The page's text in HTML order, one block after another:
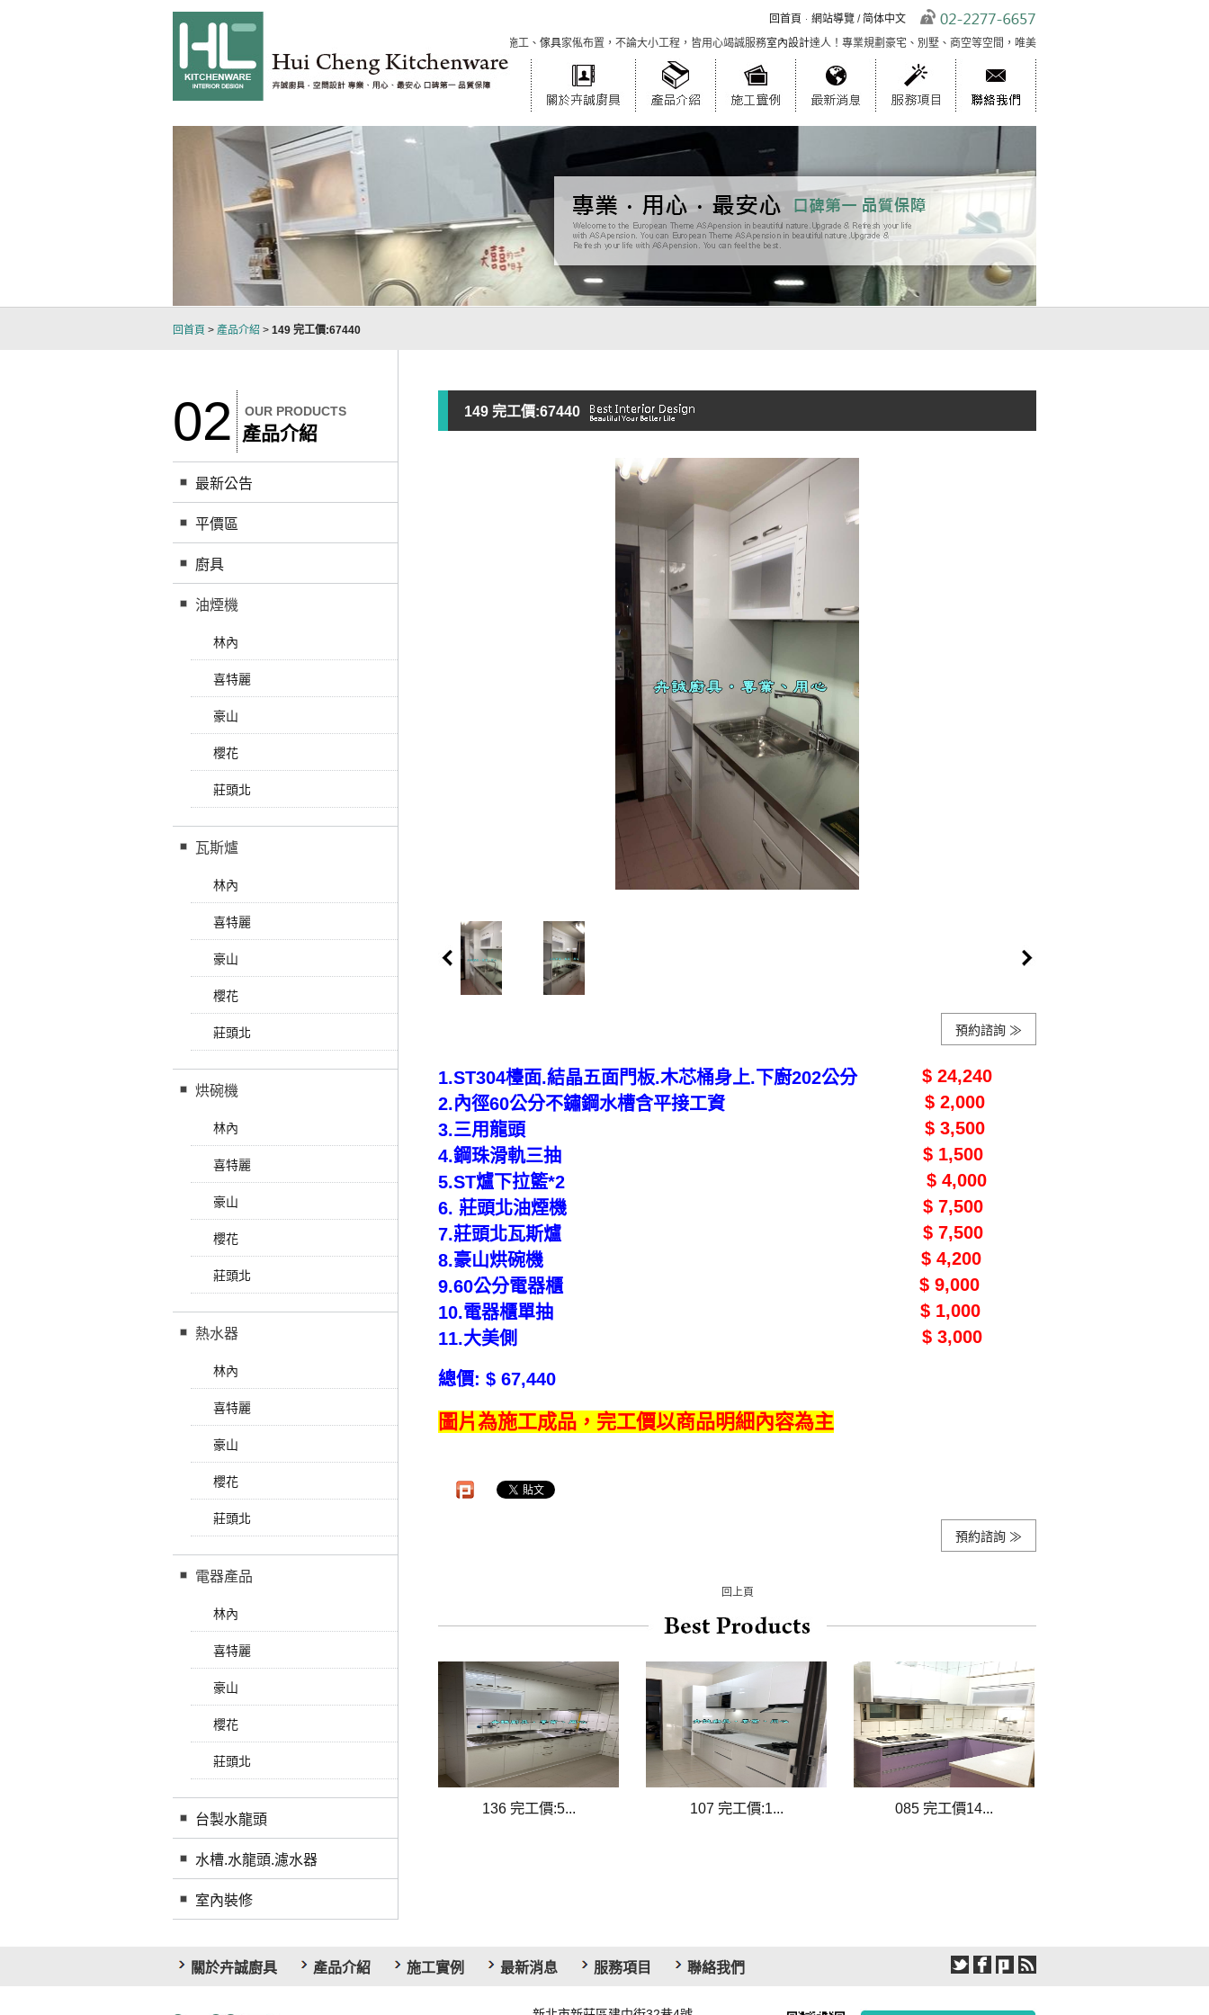
回首頁 網站導覽 /简体中文
台北室內設計裝潢經驗
，嚴謹的工作團隊，從溝通、丈量、繪圖、施工、傢具家俬布置，不論大小工程，皆用心竭誠服務室內設計達人！專業規劃豪宅、別墅、商空等空間，唯美實用，藝術創新引領風潮！用心傾聽需求
回首頁 > 產品介紹 > 149 完工價:67440
02 OUR PRODUCTS
產品介紹
最新公告
平價區
廚具
油煙機
林內
喜特麗
豪山
櫻花
莊頭北
瓦斯爐
林內
喜特麗
豪山
櫻花
莊頭北
烘碗機
林內
喜特麗
豪山
櫻花
莊頭北
熱水器
林內
喜特麗
豪山
櫻花
莊頭北
電器產品
林內
喜特麗
豪山
櫻花
莊頭北
台製水龍頭
水槽.水龍頭.濾水器
室內裝修
149 完工價:67440
預約諮詢 ≫
1.ST304檯面.結晶五面門板.木芯桶身上.下廚202公分 $ 24,240
2.內徑60公分不鏽鋼水槽含平接工資
$ 2,000
3.三用龍頭
$ 3,500
4.鋼珠滑軌三抽
$ 1,500
5.ST爐下拉籃*2 $ 4,000
6. 莊頭北油煙機
$ 7,500
7.莊頭北瓦斯爐
$ 7,500
8.豪山烘碗機
$ 4,200
9.60公分電器櫃
$ 9,000
10.電器櫃單抽
$ 1,000
11.大美側
$ 3,000
總價: $ 67,440
圖片為施工成品，完工價以商品明細內容為主
預約諮詢 ≫
回上頁
136 完工價:5... 107 完工價:1... 085 完工價14...
關於卉誠廚具 產品介紹 施工實例 最新消息 服務項目 聯絡我們